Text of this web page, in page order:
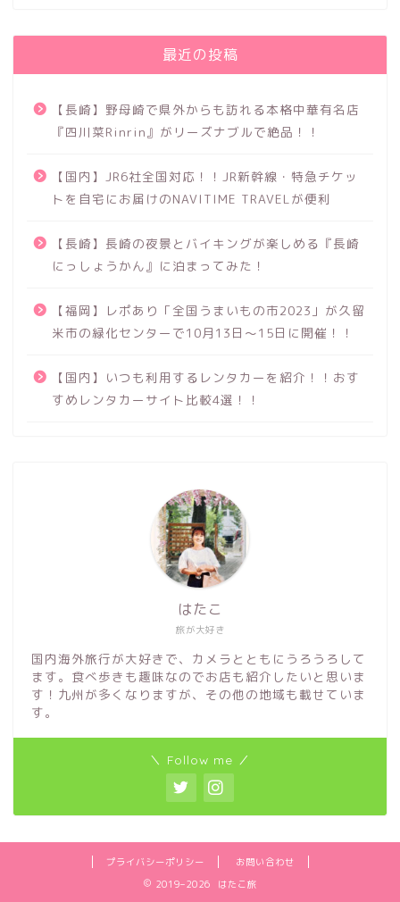
最近の投稿
【長崎】野母崎で県外からも訪れる本格中華有名店
『四川菜Rinrin』がリーズナブルで絶品！！
【国内】JR6社全国対応！！JR新幹線・特急チケッ
トを自宅にお届けのNAVITIME TRAVELが便利
【長崎】長崎の夜景とバイキングが楽しめる『長崎
にっしょうかん』に泊まってみた！
【福岡】レポあり「全国うまいもの市2023」が久留
米市の緑化センターで10月13日～15日に開催！！
【国内】いつも利用するレンタカーを紹介！！おす
すめレンタカーサイト比較4選！！
旅が大好き
はたこ
国内海外旅行が大好きで、カメラとともにうろうろして
ます。食べ歩きも趣味なのでお店も紹介したいと思いま
す！九州が多くなりますが、その他の地域も載せていま
す。
＼ Follow me ／
プライバシーポリシー
お問い合わせ
2019–2026 はたこ旅